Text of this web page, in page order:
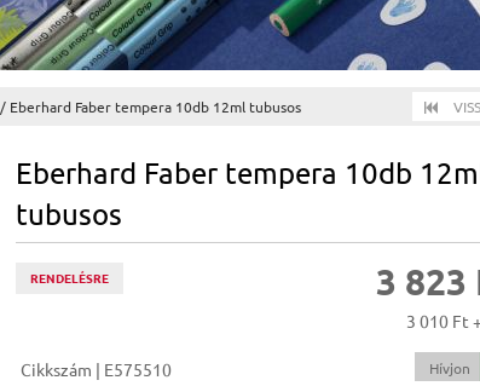
/ Eberhard Faber tempera 10db 12ml tubusos
Eberhard Faber tempera 10db
tubusos
RENDELÉSRE 3 823
3 010 Ft
Cikkszám | E575510 Hívjon